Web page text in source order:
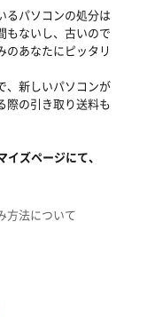
るパソコンの処分は
もないし、古いので
のあなたにピッタリ
、新しいパソコンが
際の引き取り送料も
ズページにて、
方法について